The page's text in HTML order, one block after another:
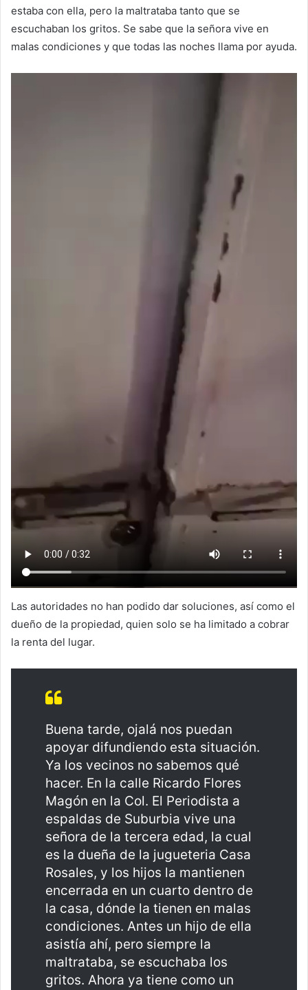
estaba con ella, pero la maltrataba tanto que se
escuchaban los gritos. Se sabe que la señora vive en
malas condiciones y que todas las noches llama por ayuda.
Las autoridades no han podido dar soluciones, así como el
dueño de la propiedad, quien solo se ha limitado a cobrar
la renta del lugar.
Buena tarde, ojalá nos puedan
apoyar difundiendo esta situación.
Ya los vecinos no sabemos qué
hacer. En la calle Ricardo Flores
Magón en la Col. El Periodista a
espaldas de Suburbia vive una
señora de la tercera edad, la cual
es la dueña de la jugueteria Casa
Rosales, y los hijos la mantienen
encerrada en un cuarto dentro de
la casa, dónde la tienen en malas
condiciones. Antes un hijo de ella
asistía ahí, pero siempre la
maltrataba, se escuchaba los
gritos. Ahora ya tiene como un